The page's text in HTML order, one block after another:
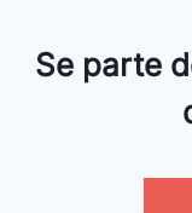
Se parte